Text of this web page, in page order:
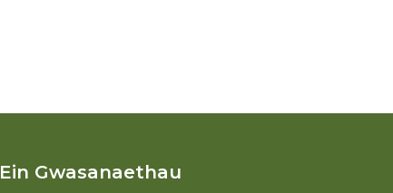
Ein Gwasanaethau